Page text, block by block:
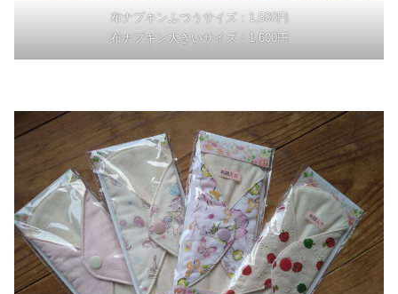
布ナプキンふつうサイズ：1,500円
布ナプキン大きいサイズ：1,600円